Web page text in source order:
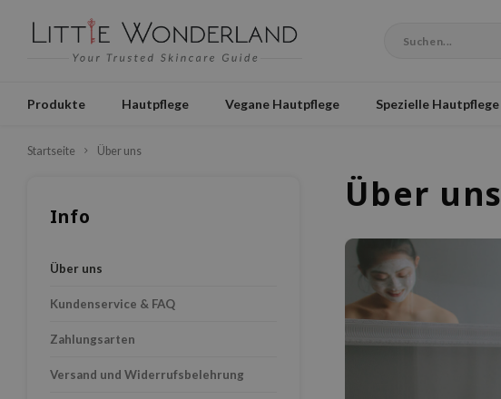
Produkte Hautpflege Vegane Hautpflege Spezielle Hautpflege
Startseite Über uns
Info
Über uns
Kundenservice & FAQ
Zahlungsarten
Versand und Widerrufsbelehrung
Über uns